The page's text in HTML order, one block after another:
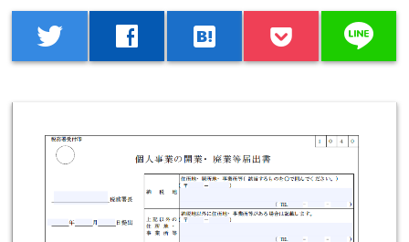
twitter facebook hatenabookmark line